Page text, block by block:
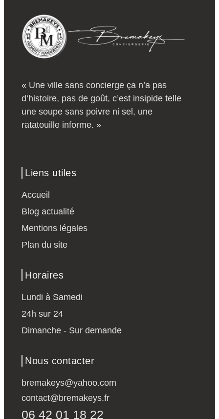
« Une ville sans concierge ça n’a pas
d’histoire, pas de goût, c’est insipide telle
une soupe sans poivre ni sel, une
ratatouille informe. »
Liens utiles
Accueil
Blog actualité
Mentions légales
Plan du site
Horaires
Lundi à Samedi
24h sur 24
Dimanche - Sur demande
Nous contacter
bremakeys@yahoo.com
contact@bremakeys.fr
06 42 01 18 22